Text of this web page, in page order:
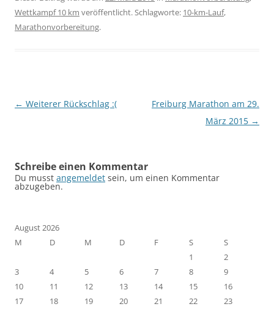
Wettkampf 10 km veröffentlicht. Schlagworte: 10-km-Lauf,
Marathonvorbereitung.
Beitragsnavigation
← Weiterer Rückschlag :(
Freiburg Marathon am 29.
März 2015 →
Schreibe einen Kommentar
Du musst angemeldet sein, um einen Kommentar
abzugeben.
August 2026
M
D M D F S
S
1
2
3
4 5 6 7 8
9
10
11 12 13 14 15
16
17
18 19 20 21 22
23